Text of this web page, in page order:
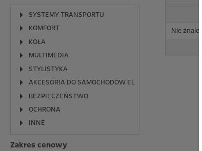
SYSTEMY TRANSPORTU
KOMFORT
KOŁA
MULTIMEDIA
STYLISTYKA
AKCESORIA DO SAMOCHODÓW ELEKTRYCZNYCH
BEZPIECZEŃSTWO
OCHRONA
INNE
Zakres cenowy
Nie